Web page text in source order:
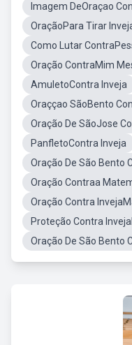
Imagem DeOraçao
OraçãoPara Tirar
Como Lutar
Oração ContraMim
AmuletoContra Inveja
Oraççao SãoBento
Oração De SãoJose
PanfletoContra Inveja
Oração De São Bento
Oração Contraa
Oração Contra
Proteção Contra
Oração De São Bento